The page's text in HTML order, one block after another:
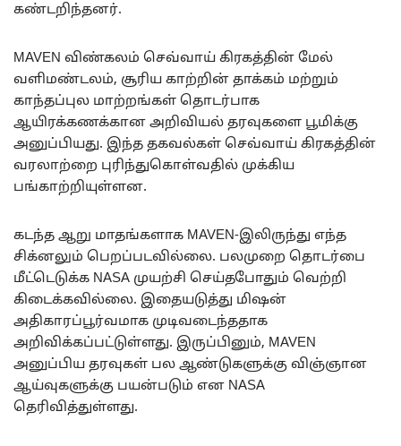
கண்டறிந்தனர்.
MAVEN விண்கலம் செவ்வாய் கிரகத்தின் மேல்
வளிமண்டலம், சூரிய காற்றின் தாக்கம் மற்றும்
காந்தப்புல மாற்றங்கள் தொடர்பாக
ஆயிரக்கணக்கான அறிவியல் தரவுகளை பூமிக்கு
அனுப்பியது. இந்த தகவல்கள் செவ்வாய் கிரகத்தின்
வரலாற்றை புரிந்துகொள்வதில் முக்கிய
பங்காற்றியுள்ளன.
கடந்த ஆறு மாதங்களாக MAVEN-இலிருந்து எந்த
சிக்னலும் பெறப்படவில்லை. பலமுறை தொடர்பை
மீட்டெடுக்க NASA முயற்சி செய்தபோதும் வெற்றி
கிடைக்கவில்லை. இதையடுத்து மிஷன்
அதிகாரப்பூர்வமாக முடிவடைந்ததாக
அறிவிக்கப்பட்டுள்ளது. இருப்பினும், MAVEN
அனுப்பிய தரவுகள் பல ஆண்டுகளுக்கு விஞ்ஞான
ஆய்வுகளுக்கு பயன்படும் என NASA
தெரிவித்துள்ளது.